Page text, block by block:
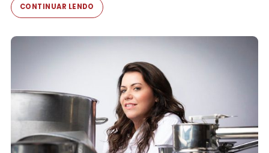
CONTINUAR LENDO